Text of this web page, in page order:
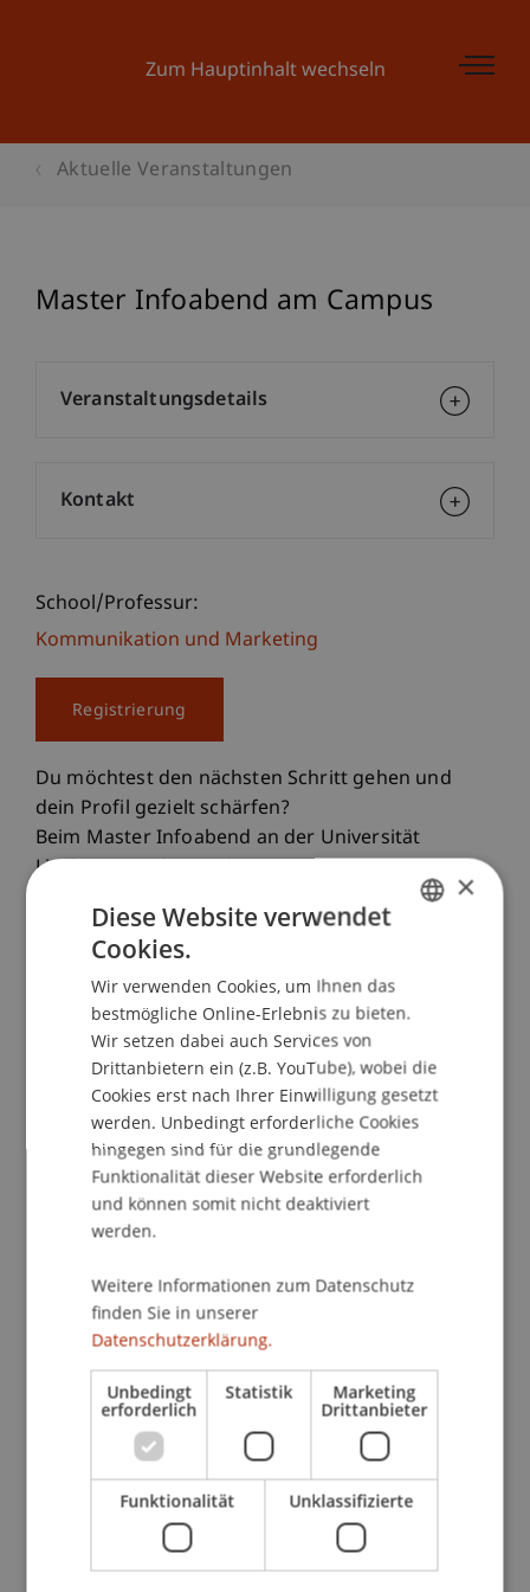
Zum Hauptinhalt wechseln
Aktuelle Veranstaltungen
Master Infoabend am Campus
School/Professur:
Kommunikation und Marketing
Registrierung
Du möchtest den nächsten Schritt gehen und
dein Profil gezielt schärfen?
Beim Master Infoabend an der Universität
Liechtenstein lernst du unsere vier
Masterstudiengänge persönlich kennen und
findest heraus, welcher am besten zu deinen
beruflichen Zielen passt.
Unsere Masterstudiengänge
• Master Architektur
• Master Entrepreneurship, Innovation und
Leadership
• Master Innovative Finance
• Master Wirtschaftsinformatik
Was dich erwartet
Studiengangsleitungen und Teams
• Detaillierte Einblicke in Inhalte,
Spezialisierungen und Studienstruktur
• Austausch mit Studierenden über Projekte,
Praxisbezug und Studienalltag
• Informationen zu Karriereperspektiven und
internationalen Möglichkeiten
• Tipps zu Bewerbung und Aufnahmeverfahren
• Infos zu Ausland, Wohnen und Campusleben
• Campus Tour
Veranstaltungsdetails
Kontakt
×
Diese Website verwendet
Cookies.
Wir verwenden Cookies, um Ihnen das
bestmögliche Online-Erlebnis zu bieten.
Wir setzen dabei auch Services von
Drittanbietern ein (z.B. YouTube), wobei die
Cookies erst nach Ihrer Einwilligung gesetzt
werden. Unbedingt erforderliche Cookies
hingegen sind für die grundlegende
Funktionalität dieser Website erforderlich
und können somit nicht deaktiviert
werden.
Weitere Informationen zum Datenschutz
finden Sie in unserer
Datenschutzerklärung.
Unbedingt
erforderlich
Statistik Marketing
Drittanbieter
Funktionalität Unklassifizierte